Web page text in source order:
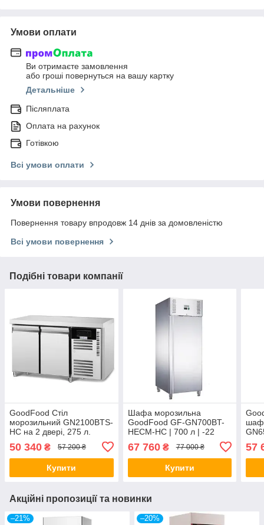
Умови оплати
Ви отримаєте замовлення
або гроші повернуться на вашу картку
Детальніше
Післяплата
Оплата на рахунок
Готівкою
Всі умови оплати
Умови повернення
Повернення товару впродовж 14 днів за домовленістю
Всі умови повернення
Подібні товари компанії
GoodFood Стіл
морозильний GN2100BTS-
HC на 2 двері, 275 л.
50 340 ₴ 57 200 ₴
Купити
Шафа морозильна
GoodFood GF-GN700BT-
HECM-HC | 700 л | -22
～-18℃ | 280 Вт | 220-240
В
67 760₴ 77 000 ₴
Купити
57
Акційні пропозиції та новинки
–21% –20%